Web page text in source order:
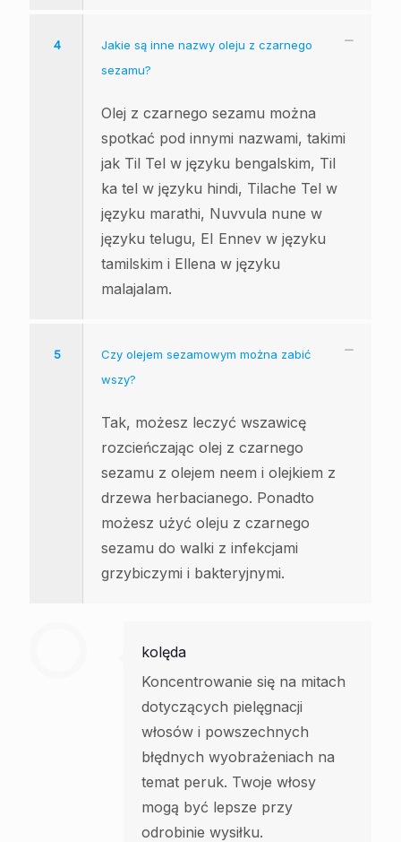
4
Jakie są inne nazwy oleju z czarnego
sezamu?
Olej z czarnego sezamu można
spotkać pod innymi nazwami, takimi
jak Til Tel w języku bengalskim, Til
ka tel w języku hindi, Tilache Tel w
języku marathi, Nuvvula nune w
języku telugu, EI Ennev w języku
tamilskim i Ellena w języku
malajalam.
5
Czy olejem sezamowym można zabić
wszy?
Tak, możesz leczyć wszawicę
rozcieńczając olej z czarnego
sezamu z olejem neem i olejkiem z
drzewa herbacianego. Ponadto
możesz użyć oleju z czarnego
sezamu do walki z infekcjami
grzybiczymi i bakteryjnymi.
kolęda
Koncentrowanie się na mitach
dotyczących pielęgnacji
włosów i powszechnych
błędnych wyobrażeniach na
temat peruk. Twoje włosy
mogą być lepsze przy
odrobinie wysiłku.